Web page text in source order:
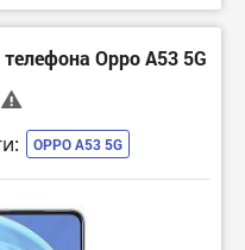
Oppo A53 5G
OPPO A53 5G